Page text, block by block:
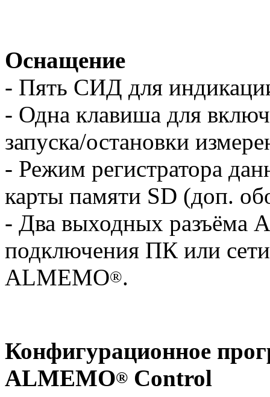
Оснащение
- Пять СИД для
- Одна клавиша для
запуска/остановки
- Режим регистратора
карты памяти SD (доп.
- Два выходных разъёма
подключения ПК или
ALMEMO®.
Конфигурационное
ALMEMO® Control